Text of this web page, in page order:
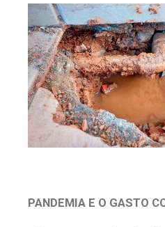
PANDEMIA E O GASTO